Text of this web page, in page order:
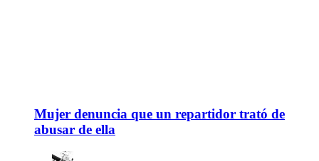
Mujer denuncia que un repartidor trató de
abusar de ella